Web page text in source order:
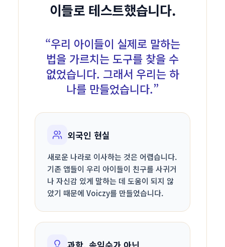
이들로 테스트했습니다.
“우리 아이들이 실제로 말하는
법을 가르치는 도구를 찾을 수
없었습니다. 그래서 우리는 하
나를 만들었습니다.”
외국인 현실
새로운 나라로 이사하는 것은 어렵습니다.
기존 앱들이 우리 아이들이 친구를 사귀거
나 자신감 있게 말하는 데 도움이 되지 않
았기 때문에 Voiczy를 만들었습니다.
과학, 속임수가 아닌